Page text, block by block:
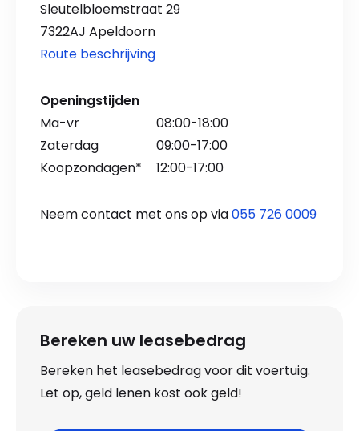
Sleutelbloemstraat 29
7322AJ Apeldoorn
Route beschrijving
Openingstijden
Ma-vr
08:00-18:00
Zaterdag
09:00-17:00
Koopzondagen*
12:00-17:00
Neem contact met ons op via055 726 0009
Bereken uw leasebedrag
Bereken het leasebedrag voor dit voertuig.
Let op, geld lenen kost ook geld!